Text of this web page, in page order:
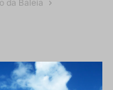
da Baleia